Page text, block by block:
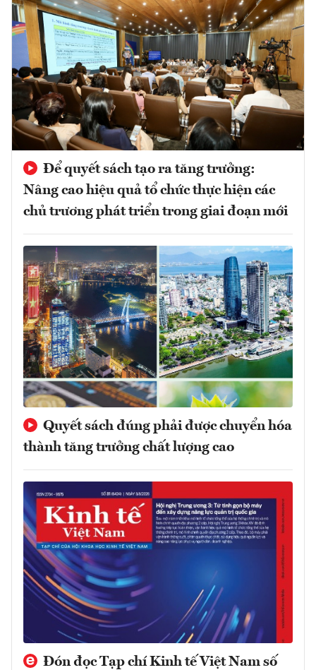
Để quyết sách tạo ra tăng trưởng:
Nâng cao hiệu quả tổ chức thực hiện các
chủ trương phát triển trong giai đoạn mới
Quyết sách đúng phải được chuyển hóa
thành tăng trưởng chất lượng cao
Đón đọc Tạp chí Kinh tế Việt Nam số